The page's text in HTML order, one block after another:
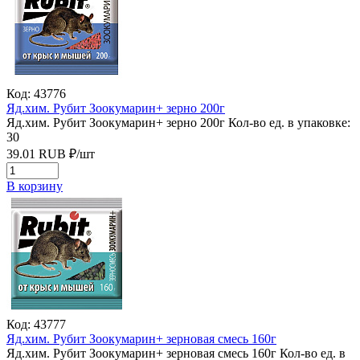
Код: 43776
Яд.хим. Рубит Зоокумарин+ зерно 200г
Яд.хим. Рубит Зоокумарин+ зерно 200г Кол-во ед. в упаковке:
30
39.01 RUB ₽/шт
В корзину
Код: 43777
Яд.хим. Рубит Зоокумарин+ зерновая смесь 160г
Яд.хим. Рубит Зоокумарин+ зерновая смесь 160г Кол-во ед. в